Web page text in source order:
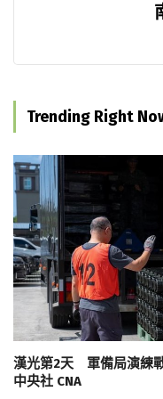
Trending Right
漢光第2天 軍備局演練
中央社 CNA